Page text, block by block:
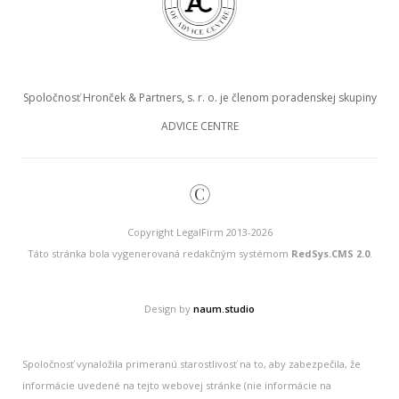
Spoločnosť Hronček & Partners, s. r. o. je členom poradenskej skupiny
ADVICE CENTRE
©
Copyright LegalFirm 2013-2026
Táto stránka bola vygenerovaná redakčným systémom RedSys.CMS 2.0.
Design by naum.studio
Spoločnosť vynaložila primeranú starostlivosť na to, aby zabezpečila, že
informácie uvedené na tejto webovej stránke (nie informácie na